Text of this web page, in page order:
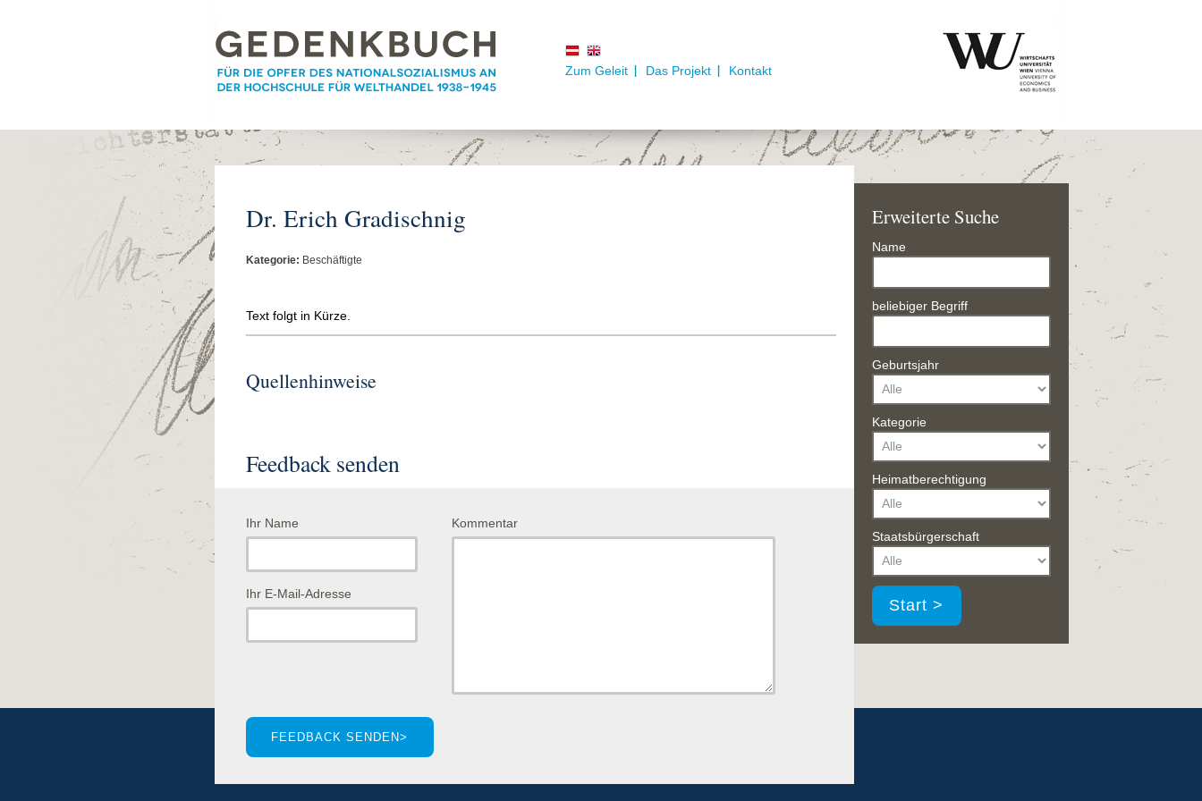
Zum Geleit Das Projekt Kontakt
Dr. Erich Gradischnig
Kategorie: Beschäftigte
Text folgt in Kürze.
Quellenhinweise
Feedback senden
Ihr Name
Ihr E-Mail-Adresse
Kommentar
Erweiterte Suche
Name
beliebiger Begriff
Geburtsjahr
Kategorie
Heimatberechtigung
Staatsbürgerschaft
Start >